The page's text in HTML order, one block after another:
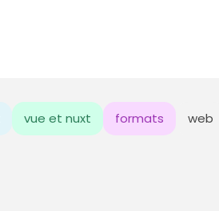
vue et nuxt formats web